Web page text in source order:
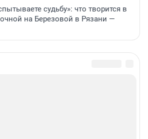
судьбу»: что творится в
на Березовой в Рязани —